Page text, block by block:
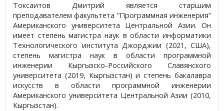
Токсаитов Дмитрий является старшим
преподавателем факультета “Программная инженерия”
Американского университета Центральной Азии. Он
имеет степень магистра наук в области информатики
Технологического института Джорджии (2021, США),
степень магистра наук в области программной
инженерии Кыргызско-Российского Славянского
университета (2019, Кыргызстан) и степень бакалавра
искусств в области программной инженерии
Американского университета Центральной Азии (2010,
Кыргызстан).